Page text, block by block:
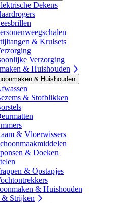
Dekens
& Krulsets
Verzorging
& Huishouden
& Huishouden
& Stofblikken
& Vloerwissers
& Doeken
& Opstapjes
& Huishouden
& Strijken